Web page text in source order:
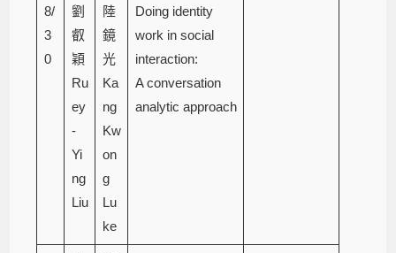
8/
3
0
劉
叡
穎
Ru
ey
-
Yi
ng
Liu
陸
鏡
光
Ka
ng
Kw
on
g
Lu
ke
Doing identity
work in social
interaction:
A conversation
analytic approach